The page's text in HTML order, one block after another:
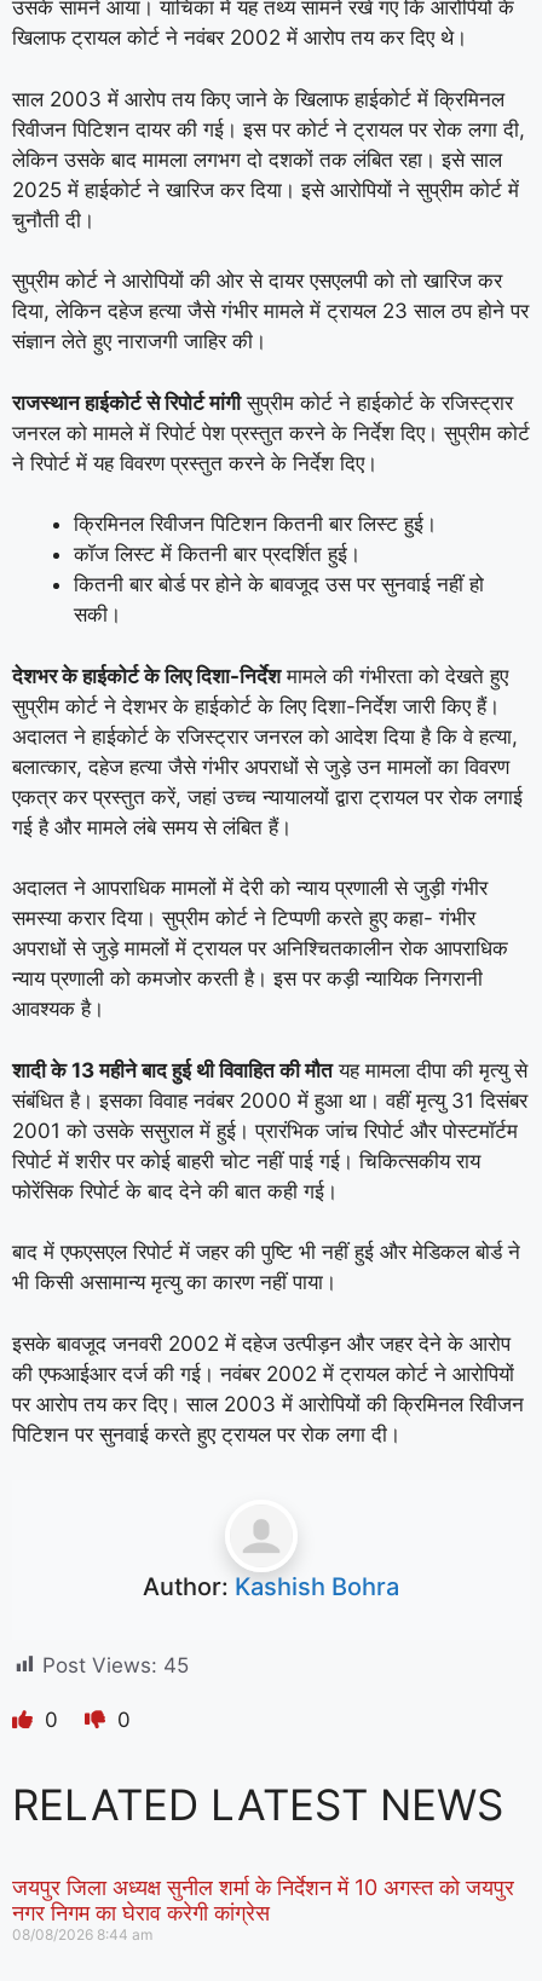
उसके सामने आया। याचिका में यह तथ्य सामने रखे गए कि आरोपियों के
खिलाफ ट्रायल कोर्ट ने नवंबर 2002 में आरोप तय कर दिए थे।
साल 2003 में आरोप तय किए जाने के खिलाफ हाईकोर्ट में क्रिमिनल
रिवीजन पिटिशन दायर की गई। इस पर कोर्ट ने ट्रायल पर रोक लगा दी,
लेकिन उसके बाद मामला लगभग दो दशकों तक लंबित रहा। इसे साल
2025 में हाईकोर्ट ने खारिज कर दिया। इसे आरोपियों ने सुप्रीम कोर्ट में
चुनौती दी।
सुप्रीम कोर्ट ने आरोपियों की ओर से दायर एसएलपी को तो खारिज कर
दिया, लेकिन दहेज हत्या जैसे गंभीर मामले में ट्रायल 23 साल ठप होने पर
संज्ञान लेते हुए नाराजगी जाहिर की।
राजस्थान हाईकोर्ट से रिपोर्ट मांगीसुप्रीम कोर्ट ने हाईकोर्ट के रजिस्ट्रार
जनरल को मामले में रिपोर्ट पेश प्रस्तुत करने के निर्देश दिए। सुप्रीम कोर्ट
ने रिपोर्ट में यह विवरण प्रस्तुत करने के निर्देश दिए।
क्रिमिनल रिवीजन पिटिशन कितनी बार लिस्ट हुई।
कॉज लिस्ट में कितनी बार प्रदर्शित हुई।
कितनी बार बोर्ड पर होने के बावजूद उस पर सुनवाई नहीं हो
सकी।
देशभर के हाईकोर्ट के लिए दिशा-निर्देशमामले की गंभीरता को देखते हुए
सुप्रीम कोर्ट ने देशभर के हाईकोर्ट के लिए दिशा-निर्देश जारी किए हैं।
अदालत ने हाईकोर्ट के रजिस्ट्रार जनरल को आदेश दिया है कि वे हत्या,
बलात्कार, दहेज हत्या जैसे गंभीर अपराधों से जुड़े उन मामलों का विवरण
एकत्र कर प्रस्तुत करें, जहां उच्च न्यायालयों द्वारा ट्रायल पर रोक लगाई
गई है और मामले लंबे समय से लंबित हैं।
अदालत ने आपराधिक मामलों में देरी को न्याय प्रणाली से जुड़ी गंभीर
समस्या करार दिया। सुप्रीम कोर्ट ने टिप्पणी करते हुए कहा- गंभीर
अपराधों से जुड़े मामलों में ट्रायल पर अनिश्चितकालीन रोक आपराधिक
न्याय प्रणाली को कमजोर करती है। इस पर कड़ी न्यायिक निगरानी
आवश्यक है।
शादी के 13 महीने बाद हुई थी विवाहित की मौतयह मामला दीपा की मृत्यु से
संबंधित है। इसका विवाह नवंबर 2000 में हुआ था। वहीं मृत्यु 31 दिसंबर
2001 को उसके ससुराल में हुई। प्रारंभिक जांच रिपोर्ट और पोस्टमॉर्टम
रिपोर्ट में शरीर पर कोई बाहरी चोट नहीं पाई गई। चिकित्सकीय राय
फोरेंसिक रिपोर्ट के बाद देने की बात कही गई।
बाद में एफएसएल रिपोर्ट में जहर की पुष्टि भी नहीं हुई और मेडिकल बोर्ड ने
भी किसी असामान्य मृत्यु का कारण नहीं पाया।
इसके बावजूद जनवरी 2002 में दहेज उत्पीड़न और जहर देने के आरोप
की एफआईआर दर्ज की गई। नवंबर 2002 में ट्रायल कोर्ट ने आरोपियों
पर आरोप तय कर दिए। साल 2003 में आरोपियों की क्रिमिनल रिवीजन
पिटिशन पर सुनवाई करते हुए ट्रायल पर रोक लगा दी।
Author: Kashish Bohra
Post Views: 45
0 0
RELATED LATEST NEWS
जयपुर जिला अध्यक्ष सुनील शर्मा के निर्देशन में 10 अगस्त को जयपुर
नगर निगम का घेराव करेगी कांग्रेस
08/08/2026 8:44 am